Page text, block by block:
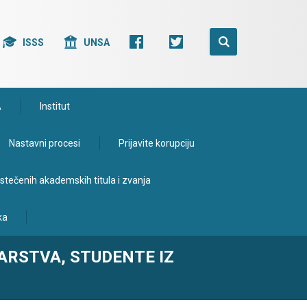
ISSS UNSA
Institut
Nastavni procesi Prijavite korupciju
akademskih titula i zvanja
STUDENTE IZ